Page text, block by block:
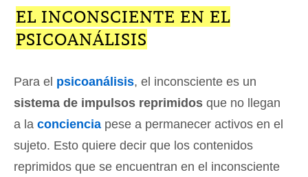
EL INCONSCIENTE EN EL
PSICOANÁLISIS
Para el psicoanálisis, el inconsciente es un
sistema de impulsos reprimidos que no llegan
a la conciencia pese a permanecer activos en el
sujeto. Esto quiere decir que los contenidos
reprimidos que se encuentran en el inconsciente